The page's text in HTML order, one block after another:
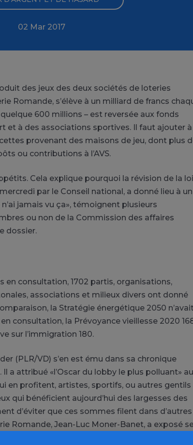
02 Mar 2017
des jeux des deux sociétés de loteries
Romande, s’élève à un milliard de francs
600 millions – est reversée aux fonds
et à des associations sportives. Il faut ajouter à
provenant des maisons de jeu, dont plus
ou contributions à l’AVS.
Cela explique pourquoi la révision de la loi
par le Conseil national, a donné lieu à un
jamais vu ça», témoignent plusieurs
ou non de la Commission des affaires
dossier.
en consultation, 1702 partis, organisations,
associations et milieux divers ont donné
la Stratégie énergétique 2050 n’avait
consultation, la Prévoyance vieillesse 2020
sur l’immigration 180.
(PLR/VD) s’en est ému dans sa chronique
a attribué «l’Oscar du lobby le plus polluant»
en profitent, artistes, sportifs, ou autres gentils
qui bénéficient aujourd’hui des largesses des
d’éviter que ces sommes filent dans d’autres
Romande, Jean-Luc Moner-Banet, a exposé